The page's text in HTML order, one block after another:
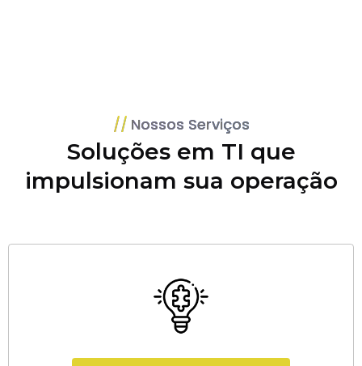
Nossos Serviços
Soluções em TI que
impulsionam sua operação